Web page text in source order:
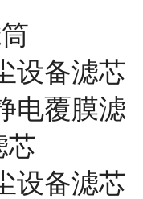
设备滤芯
电覆膜滤
芯
设备滤芯